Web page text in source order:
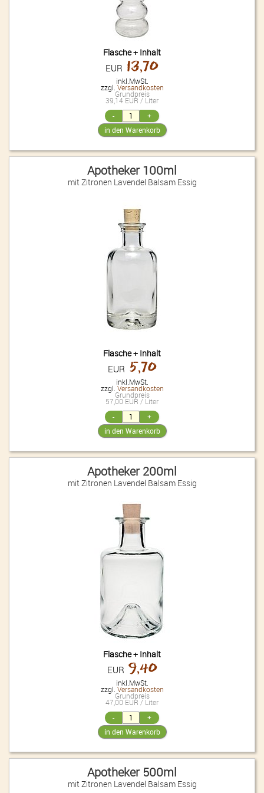
Tomaten Balsam Essig
Farbe: dunkelbraun, rotbraun Duft: schnuppert mild würzig nach
getrocketen Tomaten Geschmack: beherschende Note nach getrockneten
Tomaten, etwas süß und erst zum Schluss kommt die Essignote aber
weniger als man bei 5enkt Säure: 5%
Waldhimbeer Balsam Essig
Farbe: dunkelrot Duft: frisch, intensive Fruchtnote. Geschmack: mild und
süßlich im Geschmack Säure: 5%
Zitronen Lavendel Balsam Essig
Farbe: helles,trübes zitrusgelb Duft: nach Zitronen Geschmack: fruchtig
nach Zitronen mild fruchtig im Nachgeschmack Säure: 5%
info@finefoodandmore.de
vCard speichern
Flasche + Inhalt
EUR 13,70
inkl.MwSt.
zzgl. Versandkosten
Grundpreis
39,14 EUR / Liter
Apotheker 100ml
mit Zitronen Lavendel Balsam Essig
Flasche + Inhalt
EUR 5,70
inkl.MwSt.
zzgl. Versandkosten
Grundpreis
57,00 EUR / Liter
Apotheker 200ml
mit Zitronen Lavendel Balsam Essig
Flasche + Inhalt
EUR 9,40
inkl.MwSt.
zzgl. Versandkosten
Grundpreis
47,00 EUR / Liter
Apotheker 500ml
mit Zitronen Lavendel Balsam Essig